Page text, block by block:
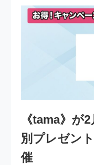
《tama》が
別プレゼン
催